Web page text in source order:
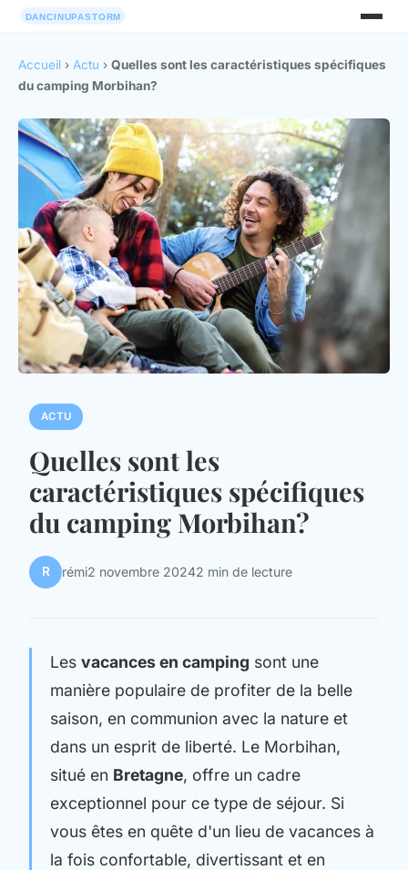
Accueil › Actu › Quelles sont les caractéristiques spécifiques
du camping Morbihan?
ACTU
Quelles sont les
caractéristiques spécifiques
du camping Morbihan?
R rémi2 novembre 20242 min de lecture
Les vacances en camping sont une
manière populaire de profiter de la belle
saison, en communion avec la nature et
dans un esprit de liberté. Le Morbihan,
situé en Bretagne, offre un cadre
exceptionnel pour ce type de séjour. Si
vous êtes en quête d'un lieu de vacances à
la fois confortable, divertissant et en